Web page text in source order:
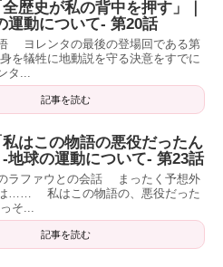
歴史が私の背中を押す」｜
運動について- 第20話
ヨレンタの最後の登場回である第
を犠牲に地動説を守る決意をすでに
タ...
記事を読む
私はこの物語の悪役だったん
地球の運動について- 第23話
ラファウとの会話 まったく予想外
…… 私はこの物語の、悪役だった
...
記事を読む